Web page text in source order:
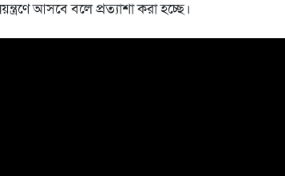
আসবে বলে প্রত্যাশা করা হচ্ছে।